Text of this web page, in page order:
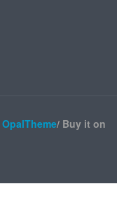
OpalTheme/ Buy it on